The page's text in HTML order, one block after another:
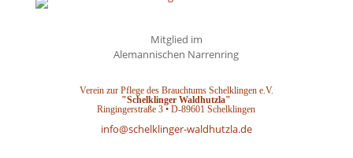
Mitglied im
Alemannischen Narrenring
Verein zur Pflege des Brauchtums Schelklingen e.V.
"Schelklinger Waldhutzla"
Ringingerstraße 3 • D-89601 Schelklingen
info@schelklinger-waldhutzla.de